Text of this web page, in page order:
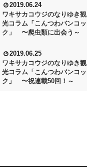
2019.06.24
ワキサカコウジのなりゆき観
光コラム「こんつわバンコッ
ク」 〜爬虫類に出会う～
2019.06.25
ワキサカコウジのなりゆき観
光コラム「こんつわバンコッ
ク」 〜祝連載50回！～